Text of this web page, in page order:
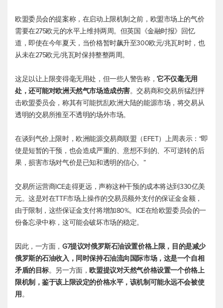
欧盟委员会的提案称，在启动上限机制之前，欧盟市场上的气价
需要在275欧元的水平上维持两周。但英国《金融时报》回忆
道，即使在今年夏天，当价格暂时飙升至300欧元/兆瓦时时，也
从未在275欧元/兆瓦时保持整整两周。
这足以让上限变得毫无用处，但一些人警告称，它不仅毫无用
处，还可能对欧洲天然气市场造成伤害。交易商和交易所猛烈抨
击欧盟委员会，称其有可能扰乱欧洲大陆的能源市场，将交易从
透明的交易所推至不透明的场外市场。
在谈到气价上限时，欧洲能源交易商联盟（EFET）上周表示：“即
使是短暂的干预，也会造成严重的、意想不到的、不可逆转的后
果，损害市场对气价是已知和透明的信心。”
交易所运营商ICE走得更远，声称这种干预的成本将达到330亿美
元。这是对在TTF市场上操作的交易员额外支付的保证金金额，
由于限制，这些保证金支付将增加80%。ICE在给欧盟委员会的一
份备忘录中称，这可能会破坏市场的稳定。
因此，一方面，G7提议对俄罗斯石油设置价格上限，目的是减少
俄罗斯的石油收入，同时保持石油流向国际市场，这是一个自相
矛盾的目标。另一方面， 欧盟提议对天然气价格设置一个价格上
限机制，鉴于该上限设定的价格水平，该机制可能永远不会被使
用。